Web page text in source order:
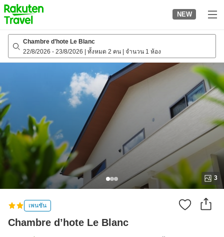
to
top
page
NEW
Chambre d’hote Le Blanc
22/8/2026 - 23/8/2026 ทั้งหมด 2 คน จำนวน 1 ห้อง
3
เพนชัน
Chambre d’hote Le Blanc